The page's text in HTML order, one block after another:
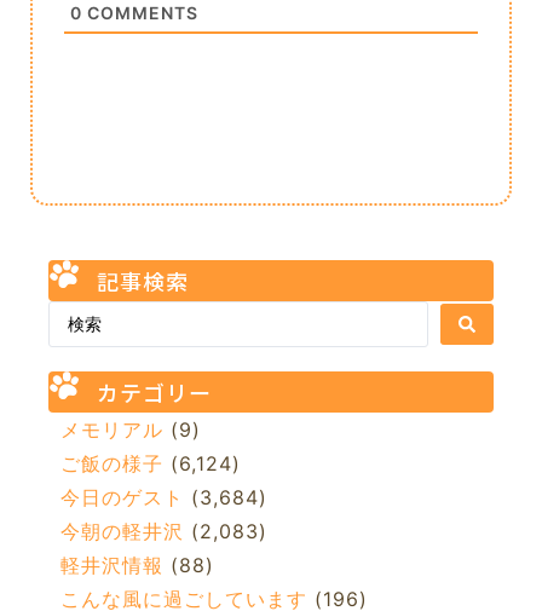
0 COMMENTS
記事検索
カテゴリー
メモリアル (9)
ご飯の様子 (6,124)
今日のゲスト (3,684)
今朝の軽井沢 (2,083)
軽井沢情報 (88)
こんな風に過ごしています (196)